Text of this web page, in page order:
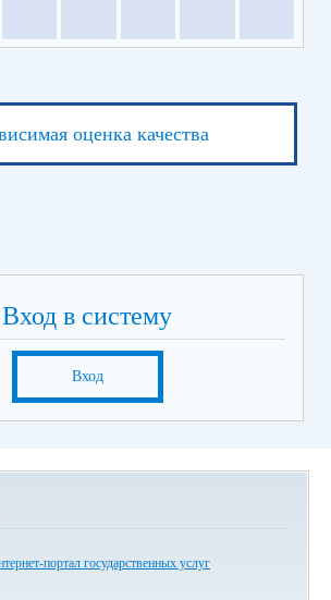
оценка качества
Вход в систему
Вход
портал государственных услуг